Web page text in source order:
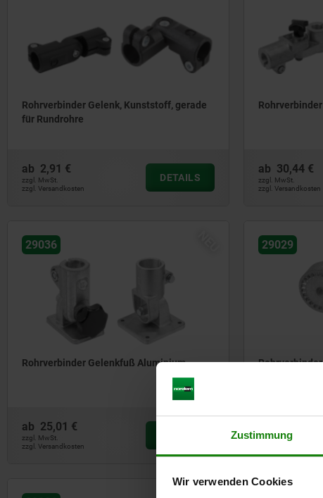
Zustimmung
Wir verwenden Cookies
Rohrverbinder Gelenk, Kunststoff, gerade
für Rundrohre
ab 2,91 €
zzgl. MwSt.
zzgl. Versandkosten
DETAILS
ab 30,44 €
zzgl. MwSt.
zzgl. Versandkosten
29036
Rohrverbinder Gelenkfuß Aluminium
ab 25,01 €
zzgl. MwSt.
zzgl. Versandkosten
29029
zzgl. MwSt.